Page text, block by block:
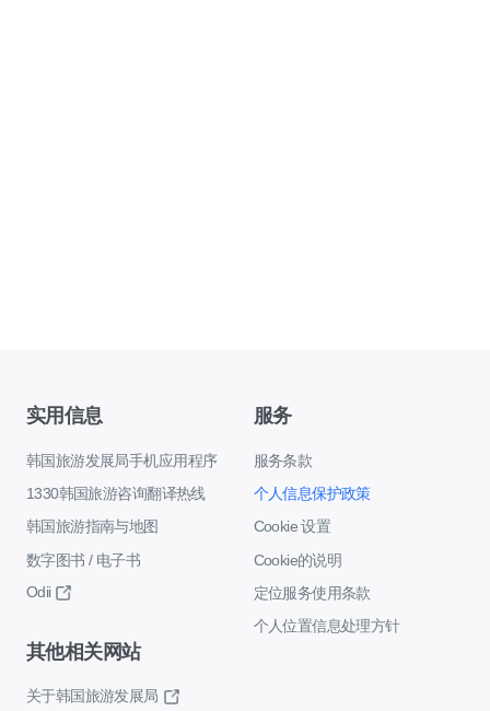
实用信息
韩国旅游发展局手机应用程序
1330韩国旅游咨询翻译热线
韩国旅游指南与地图
数字图书 / 电子书
Odii
服务
服务条款
个人信息保护政策
Cookie 设置
Cookie的说明
定位服务使用条款
个人位置信息处理方针
其他相关网站
关于韩国旅游发展局